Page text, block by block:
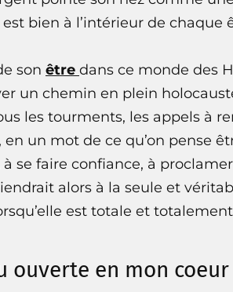
bien à l’intérieur de chaque
son être dans ce monde des
un chemin en plein
les tourments, les appels à
un mot de ce qu’on pense
se faire confiance, à
alors à la seule et
est totale et
ouverte en mon coeur